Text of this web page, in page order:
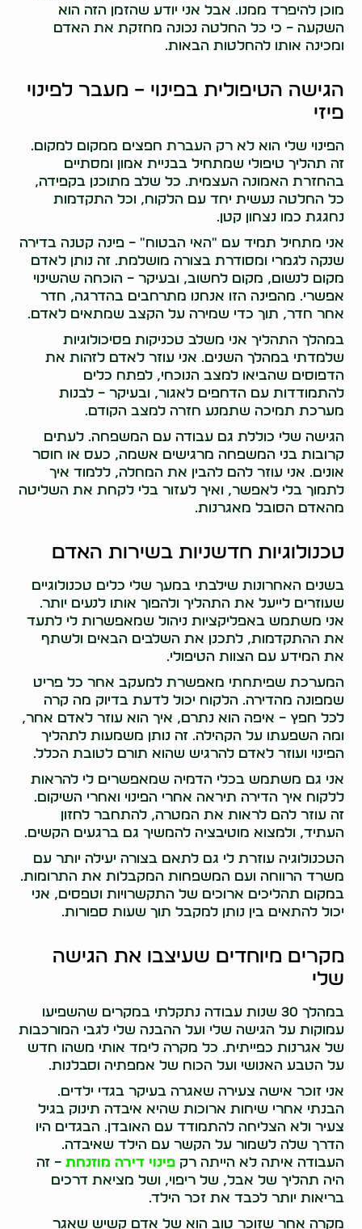
מוכן להיפרד ממנו. אבל אני יודע שהזמן הזה הוא
השקעה – כי כל החלטה נכונה מחזקת את האדם
ומכינה אותו להחלטות הבאות.
הגישה הטיפולית בפינוי – מעבר לפינוי
פיזי
הפינוי שלי הוא לא רק העברת חפצים ממקום למקום.
זה תהליך טיפולי שמתחיל בבניית אמון ומסתיים
בהחזרת האמונה העצמית. כל שלב מתוכנן בקפידה,
כל החלטה נעשית יחד עם הלקוח, וכל התקדמות
נחגגת כמו נצחון קטן.
אני מתחיל תמיד עם "האי הבטוח" – פינה קטנה בדירה
שנקה לגמרי ומסודרת בצורה מושלמת. זה נותן לאדם
מקום לנשום, מקום לחשוב, ובעיקר – הוכחה שהשינוי
אפשרי. מהפינה הזו אנחנו מתרחבים בהדרגה, חדר
אחר חדר, תוך כדי שמירה על הקצב שמתאים לאדם.
במהלך התהליך אני משלב טכניקות פסיכולוגיות
שלמדתי במהלך השנים. אני עוזר לאדם לזהות את
הדפוסים שהביאו למצב הנוכחי, לפתח כלים
להתמודדות עם הדחפים לאגור, ובעיקר – לבנות
מערכת תמיכה שתמנע חזרה למצב הקודם.
הגישה שלי כוללת גם עבודה עם המשפחה. לעתים
קרובות בני המשפחה מרגישים אשמה, כעס או חוסר
אונים. אני עוזר להם להבין את המחלה, ללמוד איך
לתמוך בלי לאפשר, ואיך לעזור בלי לקחת את השליטה
מהאדם הסובל מאגרנות.
טכנולוגיות חדשניות בשירות האדם
בשנים האחרונות שילבתי במעך שלי כלים טכנולוגיים
שעוזרים לייעל את התהליך ולהפוך אותו לנעים יותר.
אני משתמש באפליקציות ניהול שמאפשרות לי לתעד
את ההתקדמות, לתכנן את השלבים הבאים ולשתף
את המידע עם הצוות הטיפולי.
המערכת שפיתחתי מאפשרת למעקב אחר כל פריט
שמפונה מהדירה. הלקוח יכול לדעת בדיוק מה קרה
לכל חפץ – איפה הוא נתרם, איך הוא עוזר לאדם אחר,
ומה השפעתו על הקהילה. זה נותן משמעות לתהליך
הפינוי ועוזר לאדם להרגיש שהוא תורם לטובת הכלל.
אני גם משתמש בכלי הדמיה שמאפשרים לי להראות
ללקוח איך הדירה תיראה אחרי הפינוי ואחרי השיקום.
זה עוזר להם לראות את המטרה, להתחבר לחזון
העתיד, ולמצוא מוטיבציה להמשיך גם ברגעים הקשים.
הטכנולוגיה עוזרת לי גם לתאם בצורה יעילה יותר עם
משרד הרווחה ועם המשפחות המקבלות את התרומות.
במקום תהליכים ארוכים של התקשרויות וטפסים, אני
יכול להתאים בין נותן למקבל תוך שעות ספורות.
מקרים מיוחדים שעיצבו את הגישה
שלי
במהלך 30 שנות עבודה נתקלתי במקרים שהשפיעו
עמוקות על הגישה שלי ועל ההבנה שלי לגבי המורכבות
של אגרנות כפייתית. כל מקרה לימד אותי משהו חדש
על הטבע האנושי ועל הכוח של אמפתיה וסבלנות.
אני זוכר אישה צעירה שאגרה בעיקר בגדי ילדים.
הבנתי אחרי שיחות ארוכות שהיא איבדה תינוק בגיל
צעיר ולא הצליחה להתמודד עם האובדן. הבגדים היו
הדרך שלה לשמור על הקשר עם הילד שאיבדה.
העבודה איתה לא הייתה רקפינוי דירה מוזנחת – זה
היה תהליך של אבל, של ריפוי, ושל מציאת דרכים
בריאות יותר לכבד את זכר הילד.
מקרה אחר שזוכר טוב הוא של אדם קשיש שאגר